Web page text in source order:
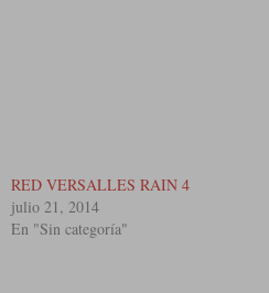
RED VERSALLES RAIN 4
julio 21, 2014
En "Sin categoría"